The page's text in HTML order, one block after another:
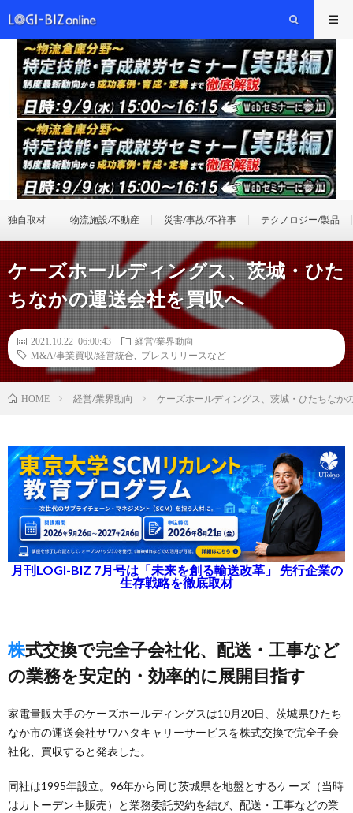
独自取材 物流施設/不動産 災害/事故/不祥事 テクノロジー/製品
ケーズホールディングス、茨城・ひた
ちなかの運送会社を買収へ
2021.10.22 06:00:43
経営/業界動向
M&A/事業買収/経営統合
プレスリリースなど
HOME 経営/業界動向 ケーズホールディングス、茨城・ひたちなか
月刊LOGI-BIZ 7月号は「未来を創る輸送改革」 先行企業の
生存戦略を徹底取材
株式交換で完全子会社化、配送・工事など
の業務を安定的・効率的に展開目指す
家電量販大手のケーズホールディングスは10月20日、茨城県ひたち
なか市の運送会社サワハタキャリーサービスを株式交換で完全子会
社化、買収すると発表した。
同社は1995年設立。96年から同じ茨城県を地盤とするケーズ（当時
はカトーデンキ販売）と業務委託契約を結び、配送・工事などの業